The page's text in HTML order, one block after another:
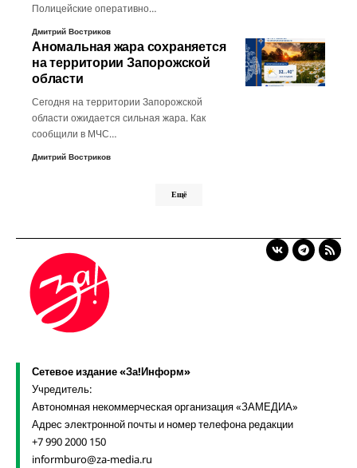
Полицейские оперативно…
Дмитрий Востриков
Аномальная жара сохраняется
на территории Запорожской
области
Сегодня на территории Запорожской
области ожидается сильная жара. Как
сообщили в МЧС…
Дмитрий Востриков
Ещё
Сетевое издание «За!Информ»
Учредитель:
Автономная некоммерческая организация «ЗАМЕДИА»
Адрес электронной почты и номер телефона редакции
+7 990 2000 150
informburo@za-media.ru